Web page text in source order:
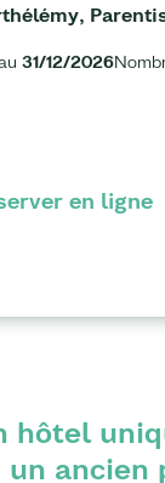
31/12/2026
en ligne
hôtel
ancien